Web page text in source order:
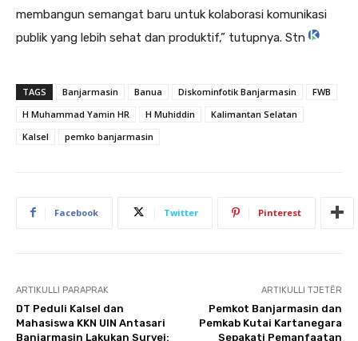
membangun semangat baru untuk kolaborasi komunikasi
publik yang lebih sehat dan produktif,” tutupnya. Stn
TAGS Banjarmasin Banua Diskominfotik Banjarmasin
FWB
H Muhammad Yamin HR
H Muhiddin
Kalimantan Selatan
Kalsel
pemko banjarmasin
Facebook Twitter Pinterest
ARTIKULLI PARAPRAK
DT Peduli Kalsel dan
Mahasiswa KKN UIN Antasari
Banjarmasin Lakukan Survei:
ARTIKULLI TJETËR
Pemkot Banjarmasin dan
Pemkab Kutai Kartanegara
Sepakati Pemanfaatan